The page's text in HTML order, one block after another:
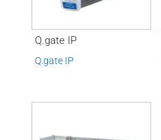
Q.gate IP
Q.gate IP